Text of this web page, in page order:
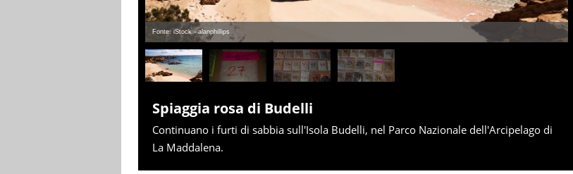
Fonte: iStock - alanphillips
Spiaggia rosa di Budelli
Continuano i furti di sabbia sull'Isola Budelli, nel Parco Nazionale dell'Arcipelago di
La Maddalena.